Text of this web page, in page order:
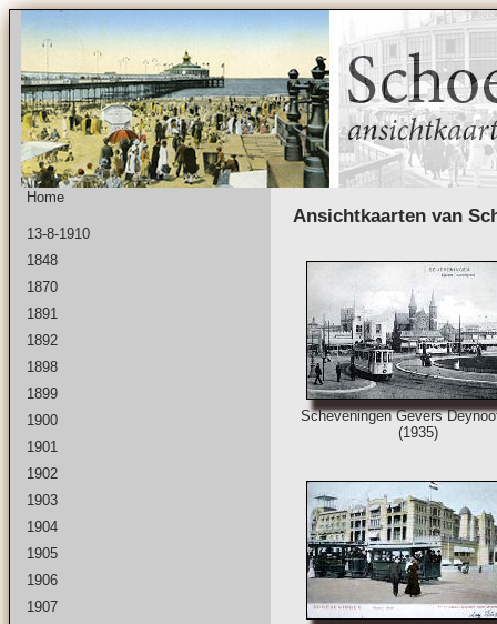
Home
13-8-1910
1848
1870
1891
1892
1898
1899
1900
1901
1902
1903
1904
1905
1906
1907
Ansichtkaarten van
Scheveningen Gevers
(1935)